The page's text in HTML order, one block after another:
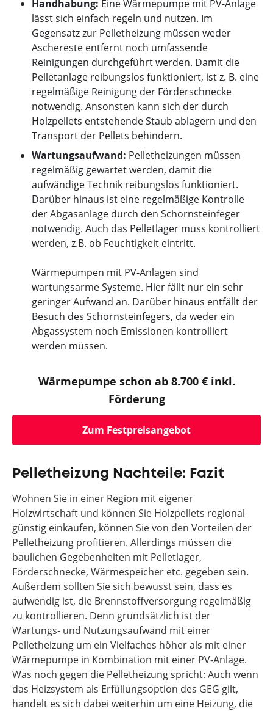
Handhabung: Eine Wärmepumpe mit PV-Anlage
lässt sich einfach regeln und nutzen. Im
Gegensatz zur Pelletheizung müssen weder
Aschereste entfernt noch umfassende
Reinigungen durchgeführt werden. Damit die
Pelletanlage reibungslos funktioniert, ist z. B. eine
regelmäßige Reinigung der Förderschnecke
notwendig. Ansonsten kann sich der durch
Holzpellets entstehende Staub ablagern und den
Transport der Pellets behindern.
Wartungsaufwand: Pelletheizungen müssen
regelmäßig gewartet werden, damit die
aufwändige Technik reibungslos funktioniert.
Darüber hinaus ist eine regelmäßige Kontrolle
der Abgasanlage durch den Schornsteinfeger
notwendig. Auch das Pelletlager muss kontrolliert
werden, z.B. ob Feuchtigkeit eintritt.
Wärmepumpen mit PV-Anlagen sind
wartungsarme Systeme. Hier fällt nur ein sehr
geringer Aufwand an. Darüber hinaus entfällt der
Besuch des Schornsteinfegers, da weder ein
Abgassystem noch Emissionen kontrolliert
werden müssen.
Wärmepumpe schon ab 8.700 € inkl.
Förderung
Zum Festpreisangebot
Pelletheizung Nachteile: Fazit
Wohnen Sie in einer Region mit eigener
Holzwirtschaft und können Sie Holzpellets regional
günstig einkaufen, können Sie von den Vorteilen der
Pelletheizung profitieren. Allerdings müssen die
baulichen Gegebenheiten mit Pelletlager,
Förderschnecke, Wärmespeicher etc. gegeben sein.
Außerdem sollten Sie sich bewusst sein, dass es
aufwendig ist, die Brennstoffversorgung regelmäßig
zu kontrollieren. Denn grundsätzlich ist der
Wartungs- und Nutzungsaufwand mit einer
Pelletheizung um ein Vielfaches höher als mit einer
Wärmepumpe in Kombination mit einer PV-Anlage.
Was noch gegen die Pelletheizung spricht: Auch wenn
das Heizsystem als Erfüllungsoption des GEG gilt,
handelt es sich dabei weiterhin um eine Heizung, die